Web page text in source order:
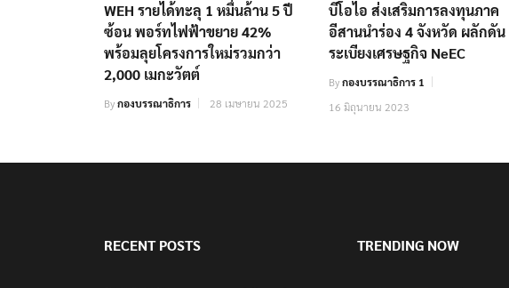
WEH รายได้ทะลุ 1 หมื่นล้าน 5 ปี
ซ้อน พอร์ทไฟฟ้าขยาย 42%
พร้อมลุยโครงการใหม่รวมกว่า
2,000 เมกะวัตต์
Byกองบรรณาธิการ 28 เมษายน 2025
บีโอไอ ส่งเสริมการลงทุนภาค
อีสานนำร่อง 4 จังหวัด ผลักดัน
ระเบียงเศรษฐกิจ NeEC
Byกองบรรณาธิการ 1
16 มิถุนายน 2023
RECENT POSTS TRENDING NOW